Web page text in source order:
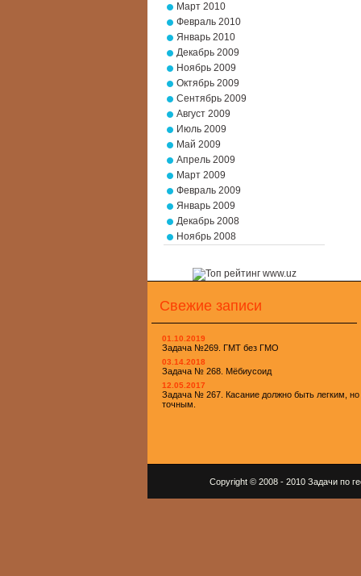
Март 2010
Февраль 2010
Январь 2010
Декабрь 2009
Ноябрь 2009
Октябрь 2009
Сентябрь 2009
Август 2009
Июль 2009
Май 2009
Апрель 2009
Март 2009
Февраль 2009
Январь 2009
Декабрь 2008
Ноябрь 2008
Свежие записи
01.10.2019
Задача №269. ГМТ без ГМО
03.14.2018
Задача № 268. Мёбиусоид
12.05.2017
Задача № 267. Касание должно быть легким, но
точным.
Copyright © 2008 - 2010 Задачи по